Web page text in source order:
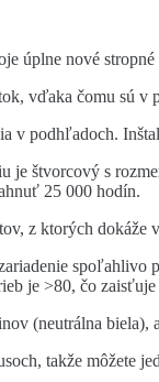
úplne nové
vďaka čomu sú
v podhľadoch.
je štvorcový s
25 000 hodín.
z ktorých
spoľahlivo
je >80, čo
(neutrálna
takže môžete